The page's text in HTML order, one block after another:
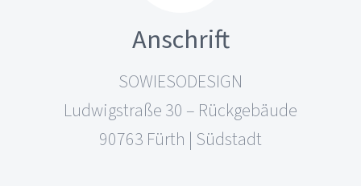
Anschrift
SOWIESODESIGN
Ludwigstraße 30 – Rückgebäude
90763 Fürth | Südstadt